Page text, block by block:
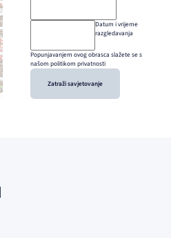
Datum i vrijeme
razgledavanja
Popunjavanjem ovog obrasca slažete se s
našom politikom privatnosti
Zatraži savjetovanje